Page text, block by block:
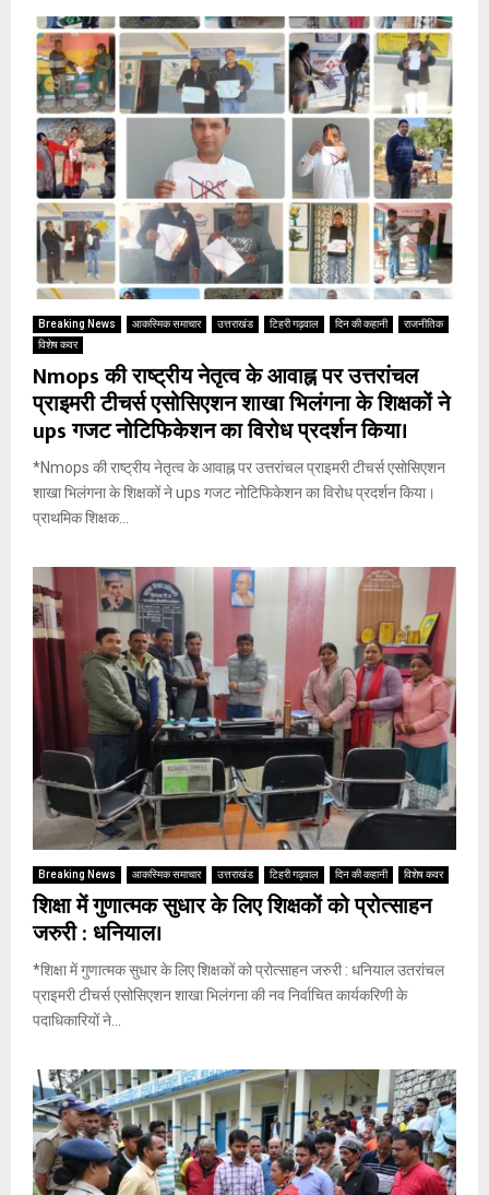
Breaking News आकस्मिक समाचार उत्तराखंड टिहरी गढ़वाल दिन की कहानी
राजनीतिक
विशेष कवर
Nmops की राष्ट्रीय नेतृत्व के आवाह्न पर उत्तरांचल
प्राइमरी टीचर्स एसोसिएशन शाखा भिलंगना के शिक्षकों ने
ups गजट नोटिफिकेशन का विरोध प्रदर्शन किया।
*Nmops की राष्ट्रीय नेतृत्व के आवाह्न पर उत्तरांचल प्राइमरी टीचर्स एसोसिएशन
शाखा भिलंगना के शिक्षकों ने ups गजट नोटिफिकेशन का विरोध प्रदर्शन किया।
प्राथमिक शिक्षक...
Breaking News आकस्मिक समाचार उत्तराखंड टिहरी गढ़वाल दिन की कहानी विशेष कवर
शिक्षा में गुणात्मक सुधार के लिए शिक्षकों को प्रोत्साहन
जरुरी : धनियाल।
*शिक्षा में गुणात्मक सुधार के लिए शिक्षकों को प्रोत्साहन जरुरी : धनियाल उतरांचल
प्राइमरी टीचर्स एसोसिएशन शाखा भिलंगना की नव निर्वाचित कार्यकरिणी के
पदाधिकारियों ने...